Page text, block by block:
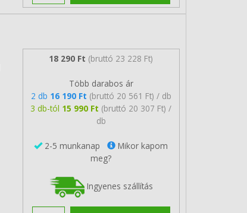
18 290 Ft (bruttó 23 228 Ft)
Több darabos ár
2 db 16 190 Ft (bruttó 20 561 Ft) / db
3 db-tól 15 990 Ft (bruttó 20 307 Ft) /
db
2-5 munkanap
Mikor kapom
meg?
Ingyenes szállítás